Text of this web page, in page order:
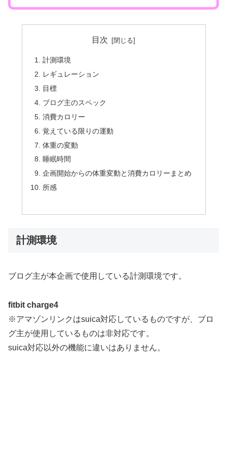
目次
計測環境
レギュレーション
目標
ブログ主のスペック
消費カロリー
覚えている限りの運動
体重の変動
睡眠時間
企画開始からの体重変動と消費カロリーまとめ
所感
計測環境
ブログ主が本企画で使用している計測環境です。
fitbit charge4
※アマゾンリンクはsuica対応しているものですが、ブロ
グ主が使用しているものは非対応です。
suica対応以外の機能に違いはありません。